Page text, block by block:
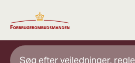
indhold